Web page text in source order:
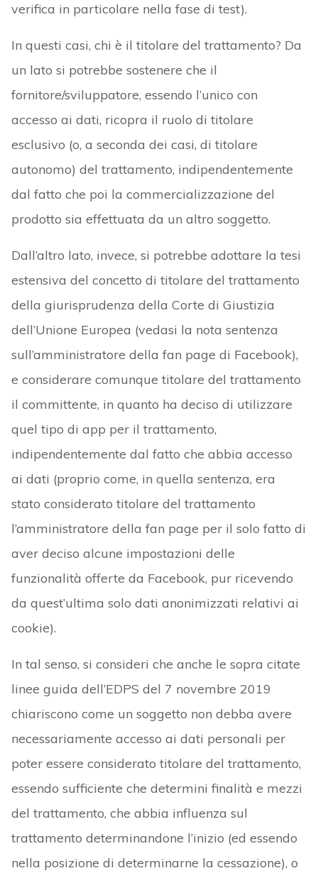
verifica in particolare nella fase di test).
In questi casi, chi è il titolare del trattamento? Da
un lato si potrebbe sostenere che il
fornitore/sviluppatore, essendo l’unico con
accesso ai dati, ricopra il ruolo di titolare
esclusivo (o, a seconda dei casi, di titolare
autonomo) del trattamento, indipendentemente
dal fatto che poi la commercializzazione del
prodotto sia effettuata da un altro soggetto.
Dall’altro lato, invece, si potrebbe adottare la tesi
estensiva del concetto di titolare del trattamento
della giurisprudenza della Corte di Giustizia
dell’Unione Europea (vedasi la nota sentenza
sull’amministratore della fan page di Facebook),
e considerare comunque titolare del trattamento
il committente, in quanto ha deciso di utilizzare
quel tipo di app per il trattamento,
indipendentemente dal fatto che abbia accesso
ai dati (proprio come, in quella sentenza, era
stato considerato titolare del trattamento
l’amministratore della fan page per il solo fatto di
aver deciso alcune impostazioni delle
funzionalità offerte da Facebook, pur ricevendo
da quest’ultima solo dati anonimizzati relativi ai
cookie).
In tal senso, si consideri che anche le sopra citate
linee guida dell’EDPS del 7 novembre 2019
chiariscono come un soggetto non debba avere
necessariamente accesso ai dati personali per
poter essere considerato titolare del trattamento,
essendo sufficiente che determini finalità e mezzi
del trattamento, che abbia influenza sul
trattamento determinandone l’inizio (ed essendo
nella posizione di determinarne la cessazione), o